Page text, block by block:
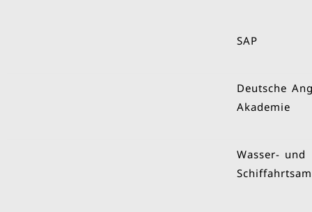
SAP
Deutsche
Akademie
Wasser- und